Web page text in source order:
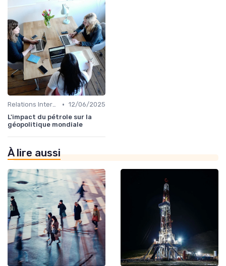
Relations Internationales • 12/06/2025
L'impact du pétrole sur la
géopolitique mondiale
À lire aussi